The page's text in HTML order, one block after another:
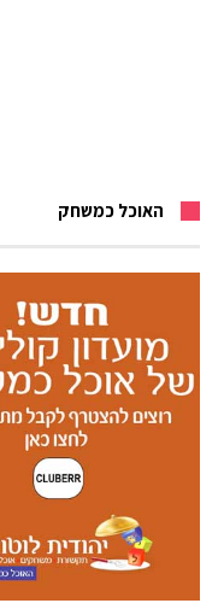
האוכל כמשחק